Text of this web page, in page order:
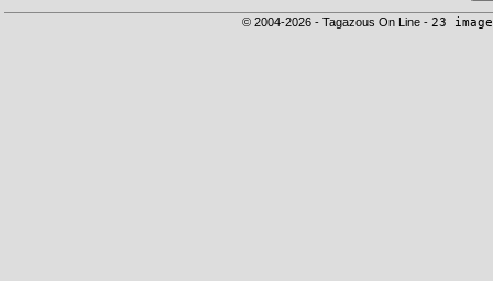
© 2004-2026 - Tagazous On Line - 23